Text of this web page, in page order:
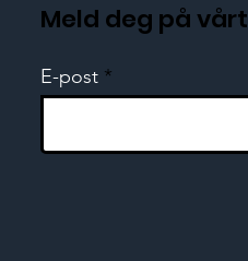
Meld deg på
E-post